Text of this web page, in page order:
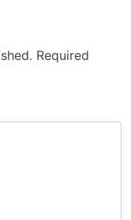
Required